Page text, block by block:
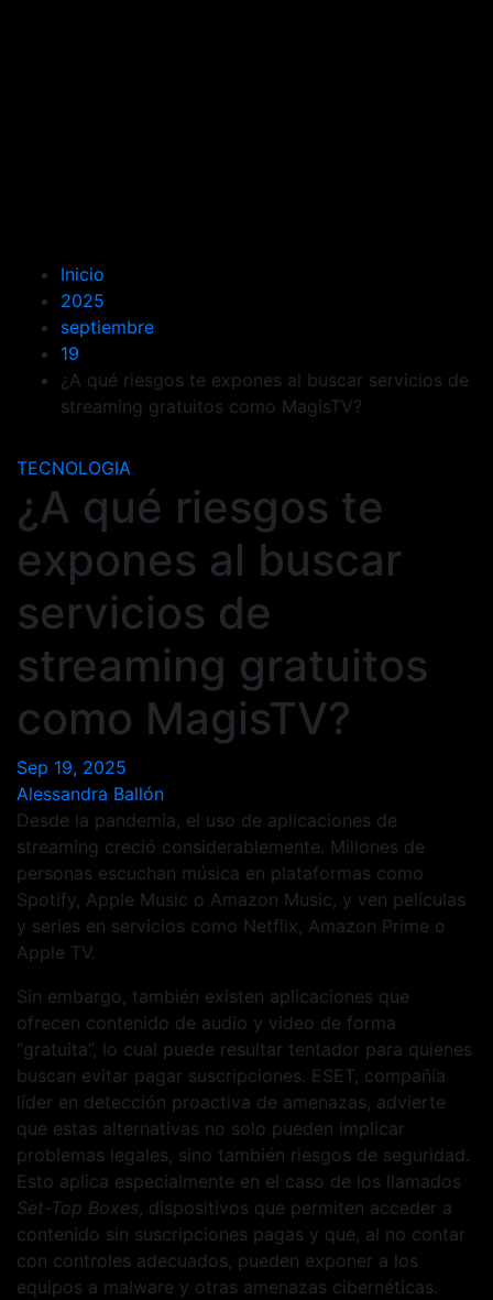
Inicio
2025
septiembre
19
¿A qué riesgos te expones al buscar servicios de
streaming gratuitos como MagisTV?
TECNOLOGIA
¿A qué riesgos te
expones al buscar
servicios de
streaming gratuitos
como MagisTV?
Sep 19, 2025
Alessandra Ballón
Desde la pandemia, el uso de aplicaciones de
streaming creció considerablemente. Millones de
personas escuchan música en plataformas como
Spotify, Apple Music o Amazon Music, y ven películas
y series en servicios como Netflix, Amazon Prime o
Apple TV.
Sin embargo, también existen aplicaciones que
ofrecen contenido de audio y video de forma
“gratuita”, lo cual puede resultar tentador para quienes
buscan evitar pagar suscripciones. ESET, compañía
líder en detección proactiva de amenazas, advierte
que estas alternativas no solo pueden implicar
problemas legales, sino también riesgos de seguridad.
Esto aplica especialmente en el caso de los llamados
Set-Top Boxes, dispositivos que permiten acceder a
contenido sin suscripciones pagas y que, al no contar
con controles adecuados, pueden exponer a los
equipos a malware y otras amenazas cibernéticas.